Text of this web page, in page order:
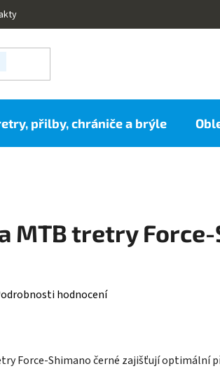
přilby, chrániče a brýle
MTB tretry Force-
hodnocení
Force-Shimano černé zajišťují optimální